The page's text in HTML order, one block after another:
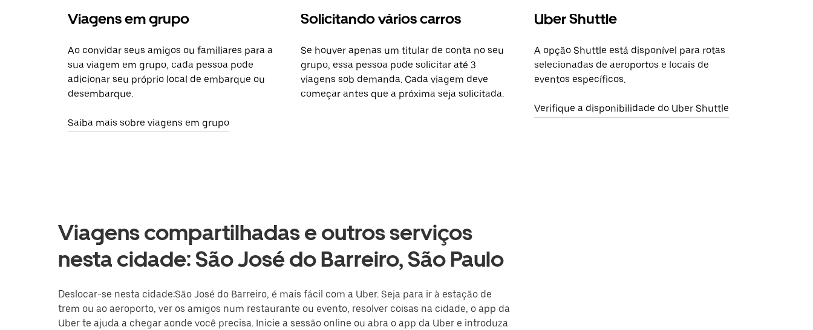
Viagens em grupo
Ao convidar seus amigos ou familiares para a
sua viagem em grupo, cada pessoa pode
adicionar seu próprio local de embarque ou
desembarque.
Saiba mais sobre viagens em grupo
Solicitando vários carros
Se houver apenas um titular de conta no seu
grupo, essa pessoa pode solicitar até 3
viagens sob demanda. Cada viagem deve
começar antes que a próxima seja solicitada.
Uber Shuttle
A opção Shuttle está disponível para rotas
selecionadas de aeroportos e locais de
eventos específicos.
Verifique a disponibilidade do Uber Shuttle
Viagens compartilhadas e outros serviços
nesta cidade: São José do Barreiro, São Paulo
Deslocar-se nesta cidade:São José do Barreiro, é mais fácil com a Uber. Seja para ir à estação de
trem ou ao aeroporto, ver os amigos num restaurante ou evento, resolver coisas na cidade, o app da
Uber te ajuda a chegar aonde você precisa. Inicie a sessão online ou abra o app da Uber e introduza